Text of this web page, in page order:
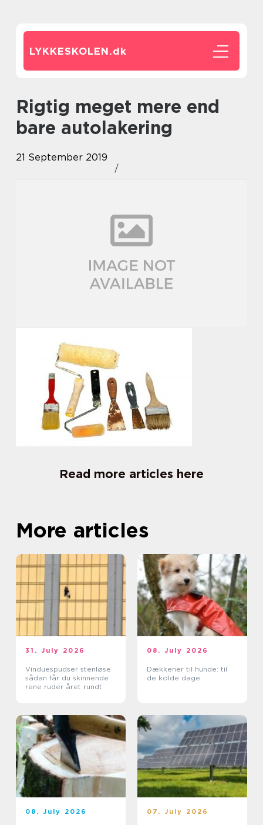
LYKKESKOLEN.dk
Rigtig meget mere end
bare autolakering
21 September 2019
Read more articles here
More articles
31. July 2026
Vinduespudser stenløse
sådan får du skinnende
rene ruder året rundt
08. July 2026
Dækkener til hunde: til
de kolde dage
08. July 2026 07. July 2026